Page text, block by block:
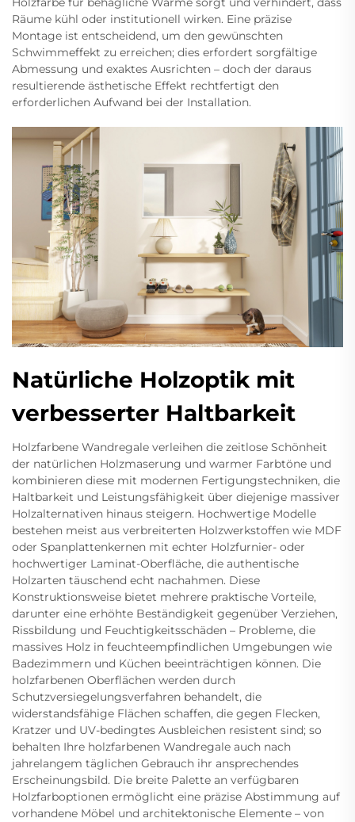
Räume kühl oder institutionell wirken. Eine präzise
Montage ist entscheidend, um den gewünschten
Schwimmeffekt zu erreichen; dies erfordert sorgfältige
Abmessung und exaktes Ausrichten – doch der daraus
resultierende ästhetische Effekt rechtfertigt den
erforderlichen Aufwand bei der Installation.
Natürliche Holzoptik mit
verbesserter Haltbarkeit
Holzfarbene Wandregale verleihen die zeitlose Schönheit
der natürlichen Holzmaserung und warmer Farbtöne und
kombinieren diese mit modernen Fertigungstechniken, die
Haltbarkeit und Leistungsfähigkeit über diejenige massiver
Holzalternativen hinaus steigern. Hochwertige Modelle
bestehen meist aus verbreiterten Holzwerkstoffen wie MDF
oder Spanplattenkernen mit echter Holzfurnier- oder
hochwertiger Laminat-Oberfläche, die authentische
Holzarten täuschend echt nachahmen. Diese
Konstruktionsweise bietet mehrere praktische Vorteile,
darunter eine erhöhte Beständigkeit gegenüber Verziehen,
Rissbildung und Feuchtigkeitsschäden – Probleme, die
massives Holz in feuchteempfindlichen Umgebungen wie
Badezimmern und Küchen beeinträchtigen können. Die
holzfarbenen Oberflächen werden durch
Schutzversiegelungsverfahren behandelt, die
widerstandsfähige Flächen schaffen, die gegen Flecken,
Kratzer und UV-bedingtes Ausbleichen resistent sind; so
behalten Ihre holzfarbenen Wandregale auch nach
jahrelangem täglichen Gebrauch ihr ansprechendes
Erscheinungsbild. Die breite Palette an verfügbaren
Holzfarboptionen ermöglicht eine präzise Abstimmung auf
vorhandene Möbel und architektonische Elemente – von